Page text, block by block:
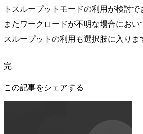
トスループットモードの利用が検討で
またワークロードが不明な場合にお
スループットの利用も選択肢に入りま
完
この記事をシェアする